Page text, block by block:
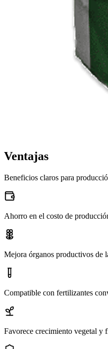
Ventajas
Beneficios claros para
Ahorro en el costo de
Mejora órganos productivos de
Compatible con fertilizantes
Favorece crecimiento vegetal y